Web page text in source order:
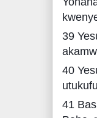
39
40
41